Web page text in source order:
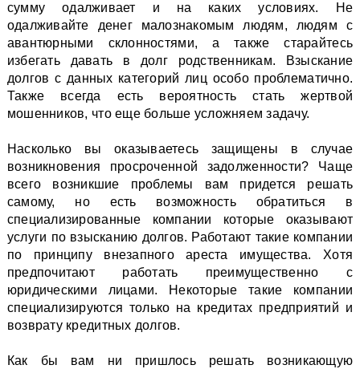
сумму одалживает и на каких условиях. Не
одалживайте денег малознакомым людям, людям с
авантюрными склонностями, а также старайтесь
избегать давать в долг родственникам. Взыскание
долгов с данных категорий лиц особо проблематично.
Также всегда есть вероятность стать жертвой
мошенников, что еще больше усложняем задачу.
Насколько вы оказываетесь защищены в случае
возникновения просроченной задолженности? Чаще
всего возникшие проблемы вам придется решать
самому, но есть возможность обратиться в
специализированные компании которые оказывают
услуги по взысканию долгов. Работают такие компании
по принципу внезапного ареста имущества. Хотя
предпочитают работать преимущественно с
юридическими лицами. Некоторые такие компании
специализируются только на кредитах предприятий и
возврату кредитных долгов.
Как бы вам ни пришлось решать возникающую